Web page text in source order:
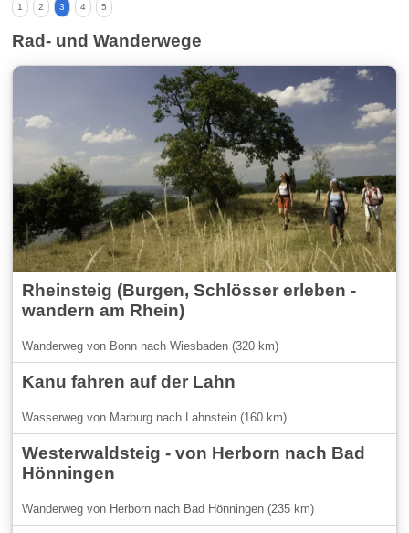
1 2 3 4 5
Rad- und Wanderwege
Rheinsteig (Burgen, Schlösser erleben -
wandern am Rhein)
Wanderweg von Bonn nach Wiesbaden (320 km)
Kanu fahren auf der Lahn
Wasserweg von Marburg nach Lahnstein (160 km)
Westerwaldsteig - von Herborn nach Bad
Hönningen
Wanderweg von Herborn nach Bad Hönningen (235 km)